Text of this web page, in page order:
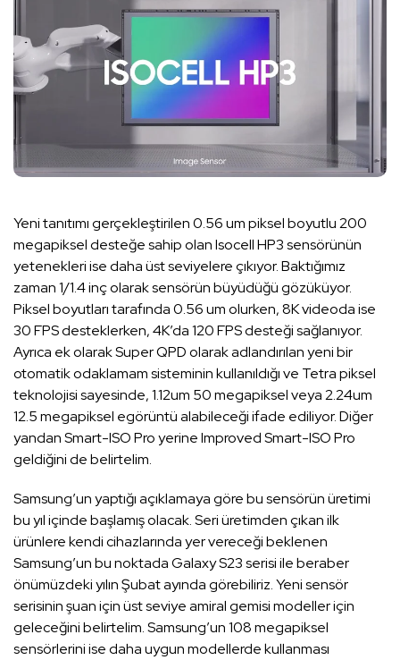
Yeni tanıtımı gerçekleştirilen 0.56 um piksel boyutlu 200
megapiksel desteğe sahip olan Isocell HP3 sensörünün
yetenekleri ise daha üst seviyelere çıkıyor. Baktığımız
zaman 1/1.4 inç olarak sensörün büyüdüğü gözüküyor.
Piksel boyutları tarafında 0.56 um olurken, 8K videoda ise
30 FPS desteklerken, 4K’da 120 FPS desteği sağlanıyor.
Ayrıca ek olarak Super QPD olarak adlandırılan yeni bir
otomatik odaklamam sisteminin kullanıldığı ve Tetra piksel
teknolojisi sayesinde, 1.12um 50 megapiksel veya 2.24um
12.5 megapiksel egörüntü alabileceği ifade ediliyor. Diğer
yandan Smart-ISO Pro yerine Improved Smart-ISO Pro
geldiğini de belirtelim.
Samsung’un yaptığı açıklamaya göre bu sensörün üretimi
bu yıl içinde başlamış olacak. Seri üretimden çıkan ilk
ürünlere kendi cihazlarında yer vereceği beklenen
Samsung’un bu noktada Galaxy S23 serisi ile beraber
önümüzdeki yılın Şubat ayında görebiliriz. Yeni sensör
serisinin şuan için üst seviye amiral gemisi modeller için
geleceğini belirtelim. Samsung’un 108 megapiksel
sensörlerini ise daha uygun modellerde kullanması